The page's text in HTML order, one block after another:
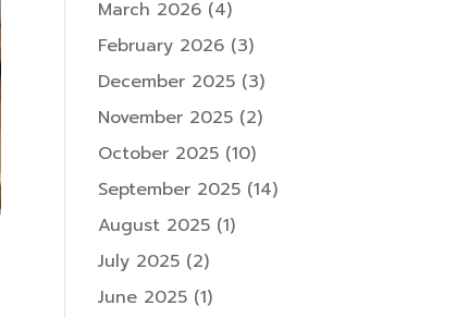
March 2026 (4)
February 2026 (3)
December 2025 (3)
November 2025 (2)
October 2025 (10)
September 2025 (14)
August 2025 (1)
July 2025 (2)
June 2025 (1)